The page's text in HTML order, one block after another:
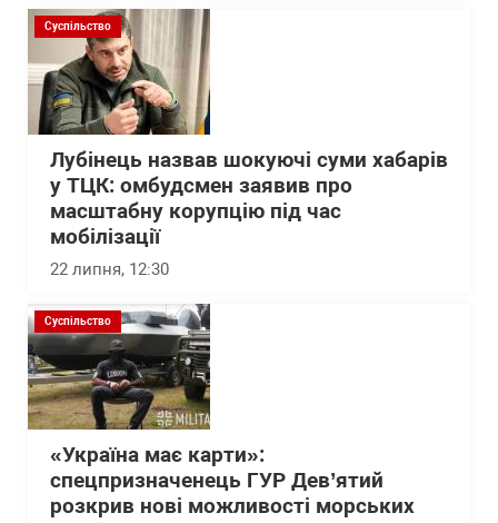
Суспільство
Лубінець назвав шокуючі суми хабарів
у ТЦК: омбудсмен заявив про
масштабну корупцію під час
мобілізації
22 липня, 12:30
Суспільство
«Україна має карти»:
спецпризначенець ГУР Дев’ятий
розкрив нові можливості морських